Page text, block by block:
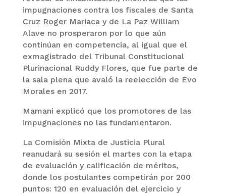
impugnaciones contra los fiscales de Santa
Cruz Roger Mariaca y de La Paz William
Alave no prosperaron por lo que aún
continúan en competencia, al igual que el
exmagistrado del Tribunal Constitucional
Plurinacional Ruddy Flores, que fue parte de
la sala plena que avaló la reelección de Evo
Morales en 2017.
Mamani explicó que los promotores de las
impugnaciones no las fundamentaron.
La Comisión Mixta de Justicia Plural
reanudará su sesión el martes con la etapa
de evaluación y calificación de méritos,
donde los postulantes competirán por 200
puntos: 120 en evaluación del ejercicio y